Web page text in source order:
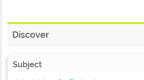
Discover
Subject